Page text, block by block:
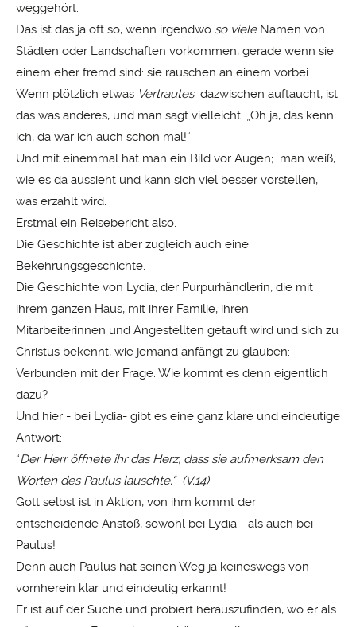
weggehört.
Das ist das ja oft so, wenn irgendwo so vieleNamen von
Städten oder Landschaften vorkommen, gerade wenn sie
einem eher fremd sind: sie rauschen an einem vorbei.
Wenn plötzlich etwas Vertrautesdazwischen auftaucht, ist
das was anderes, und man sagt vielleicht: „Oh ja, das kenn
ich, da war ich auch schon mal!“
Und mit einemmal hat man ein Bild vor Augen; man weiß,
wie es da aussieht und kann sich viel besser vorstellen,
was erzählt wird.
Erstmal ein Reisebericht also.
Die Geschichte ist aber zugleich auch eine
Bekehrungsgeschichte.
Die Geschichte von Lydia, der Purpurhändlerin, die mit
ihrem ganzen Haus, mit ihrer Familie, ihren
Mitarbeiterinnen und Angestellten getauft wird und sich zu
Christus bekennt, wie jemand anfängt zu glauben:
Verbunden mit der Frage: Wie kommt es denn eigentlich
dazu?
Und hier - bei Lydia- gibt es eine ganz klare und eindeutige
Antwort:
“Der Herr öffnete ihr das Herz, dass sie aufmerksam den
Worten des Paulus lauschte.“ (V.14)
Gott selbst ist in Aktion, von ihm kommt der
entscheidende Anstoß, sowohl bei Lydia - als auch bei
Paulus!
Denn auch Paulus hat seinen Weg ja keineswegs von
vornherein klar und eindeutig erkannt!
Er ist auf der Suche und probiert herauszufinden, wo er als